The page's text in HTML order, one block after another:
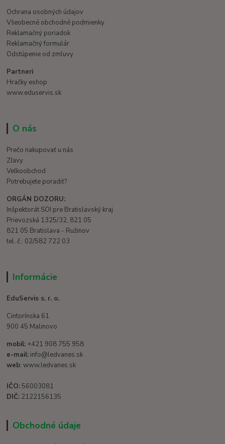
Ochrana osobných údajov
Všeobecné obchodné podmienky
Reklamačný poriadok
Reklamačný formulár
Odstúpenie od zmluvy
Partneri
Hračky eshop
www.eduservis.sk
O nás
Prečo nakupovať u nás
Zľavy
Veľkoobchod
Potrebujete poradiť?
ORGÁN DOZORU:
Inšpektorát SOI pre Bratislavský kraj
Prievozská 1325/32, 821 05
821 05 Bratislava - Ružinov
tel. č.: 02/582 722 03
Informácie
EduServis s. r. o.
Cintorínska 61
900 45 Malinovo
mobil: +421 908 755 958
e-mail: info@ledvanes.sk
web: www.ledvanes.sk
IČO: 56003081
DIČ: 2122156135
Obchodné údaje